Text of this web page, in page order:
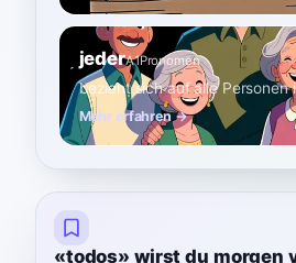
jederA1Pronomen
bezieht sich auf alle Personen
Mehr erfahren →
«todos» wirst du morgen